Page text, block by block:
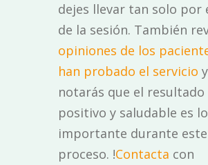
dejes llevar tan solo por
de la sesión. También
opiniones de los
han probado el servicio y
notarás que el resultado
positivo y saludable es
importante durante este
proceso. !Contacta con